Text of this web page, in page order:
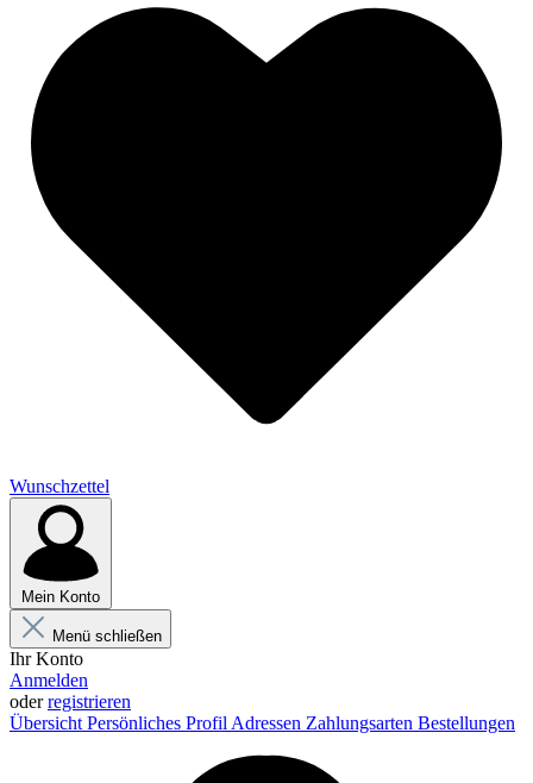
Wunschzettel
Mein Konto
Menü schließen
Ihr Konto
Anmelden
oderregistrieren
Übersicht Persönliches Profil Adressen Zahlungsarten Bestellungen